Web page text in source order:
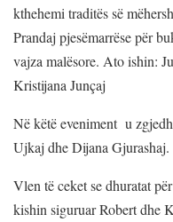
kthehemi traditës së
Prandaj pjesëmarrëse për
vajza malësore. Ato ishin:
Kristijana Junçaj
Në këtë eveniment u
Ujkaj dhe Dijana Gjurashaj.
Vlen të ceket se dhuratat
kishin siguruar Robert dhe